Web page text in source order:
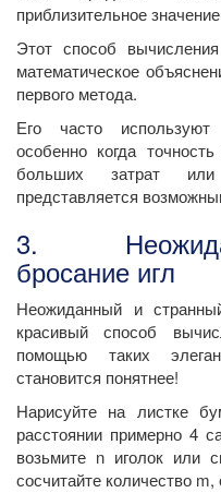
приблизительное
Этот способ
математическое
первого метода.
Его часто
особенно когда
больших затрат
представляется
3.
бросание игл
Неожиданный и
красивый способ
помощью таких
становится понятнее!
Нарисуйте на листке
расстоянии примерно 4
возьмите n иголок или
сосчитайте количество